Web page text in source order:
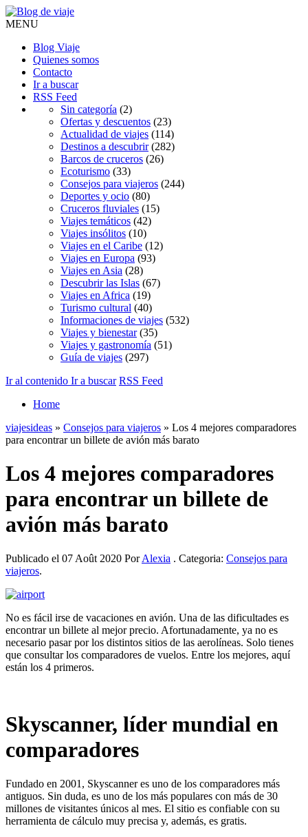
MENU
Blog Viaje
Quienes somos
Contacto
Ir a buscar
RSS Feed
Sin categoría (2)
Ofertas y descuentos (23)
Actualidad de viajes (114)
Destinos a descubrir(282)
Barcos de cruceros (26)
Ecoturismo (33)
Consejos para viajeros (244)
Deportes y ocio (80)
Cruceros fluviales (15)
Viajes temáticos (42)
Viajes insólitos (10)
Viajes en el Caribe (12)
Viajes en Europa (93)
Viajes en Asia (28)
Descubrir las Islas (67)
Viajes en Africa (19)
Turismo cultural (40)
Informaciones de viajes (532)
Viajes y bienestar(35)
Viajes y gastronomía (51)
Guía de viajes (297)
Ir al contenido Ir a buscar RSS Feed
Home
viajesideas » Consejos para viajeros » Los 4 mejores comparadores
para encontrar un billete de avión más barato
Los 4 mejores comparadores
para encontrar un billete de
avión más barato
Publicado el 07 Août 2020 PorAlexia . Categoria: Consejos para
viajeros.
No es fácil irse de vacaciones en avión. Una de las dificultades es
encontrar un billete al mejor precio. Afortunadamente, ya no es
necesario pasar por los distintos sitios de las aerolíneas. Solo tienes
que consultar los comparadores de vuelos. Entre los mejores, aquí
están los 4 primeros.
Skyscanner, líder mundial en
comparadores
Fundado en 2001, Skyscanner es uno de los comparadores más
antiguos. Sin duda, es uno de los más populares con más de 30
millones de visitantes únicos al mes. El sitio es confiable con su
herramienta de cálculo muy precisa y, además, es gratis.